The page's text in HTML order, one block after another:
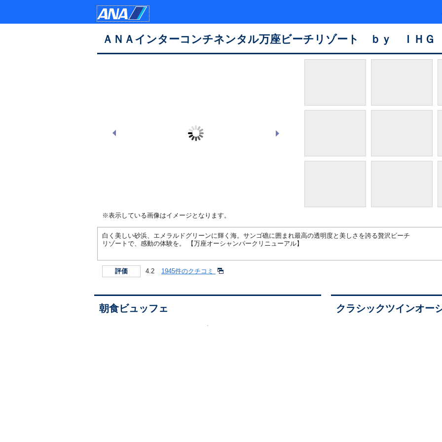
ＡＮＡインターコンチネンタル万座ビーチリゾート ｂｙ ＩＨＧ
※表示している画像はイメージとなります。
白く美しい砂浜、エメラルドグリーンに輝く海。サンゴ礁に囲まれ最高の透明度と美しさを誇る贅沢ビーチ
リゾートで、感動の体験を。 【万座オーシャンパークリニューアル】
評価 4.2 1945件のクチコミ
朝食ビュッフェ クラシックツインオー